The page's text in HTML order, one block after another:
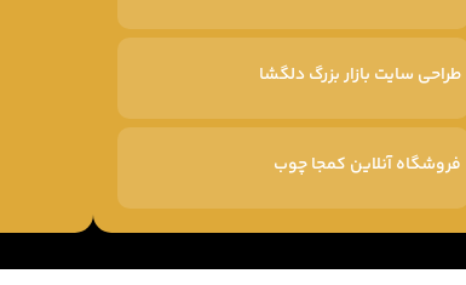
طراحی سایت بازار بزرگ دلگشا
فروشگاه آنلاین کمجا چوب